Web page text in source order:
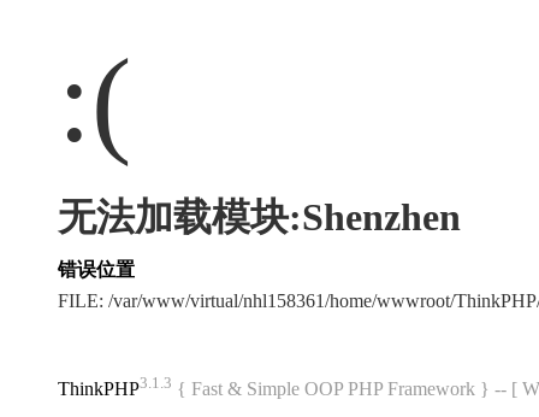
:(
无法加载模块:Shenzhen
错误位置
FILE: /var/www/virtual/nhl158361/home/wwwroot/
ThinkPHP3.1.3 { Fast & Simple OOP PHP Framework } -- [